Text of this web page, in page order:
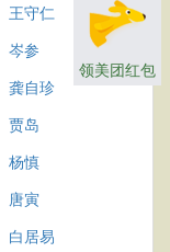
王守仁
岑参
龚自珍
贾岛
杨慎
唐寅
白居易
领美团红包